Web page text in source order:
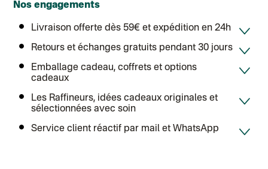
Nos engagements
Livraison offerte dès 59€ et expédition en 24h
Retours et échanges gratuits pendant 30 jours
Emballage cadeau, coffrets et options
cadeaux
Les Raffineurs, idées cadeaux originales et
sélectionnées avec soin
Service client réactif par mail et WhatsApp